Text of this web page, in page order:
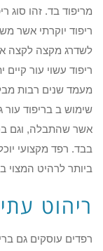
מריפוד בד. זהו סוג
ריפוד יוקרתי אשר
לשדרג מקצה לקצה
ריפוד עשוי עור קיים
מעמד שנים רבות
שימוש ב בריפוד עור
אשר שהתבלה, וגם
בבד. רפד מקצועי
ביותר לרהיט המצוי
ריהוט
רפדים עוסקים גם